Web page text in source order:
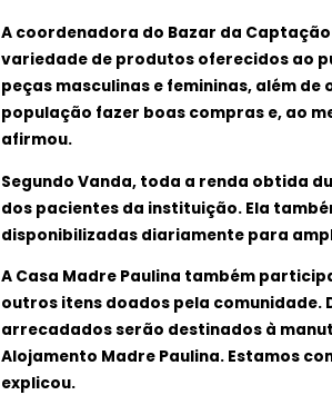
A coordenadora do Bazar da
variedade de produtos oferecidos ao
peças masculinas e femininas, além
população fazer boas compras e, ao
afirmou.
Segundo Vanda, toda a renda obtida
dos pacientes da instituição. Ela
disponibilizadas diariamente para
A Casa Madre Paulina também
outros itens doados pela comunidade.
arrecadados serão destinados à
Alojamento Madre Paulina. Estamos
explicou.